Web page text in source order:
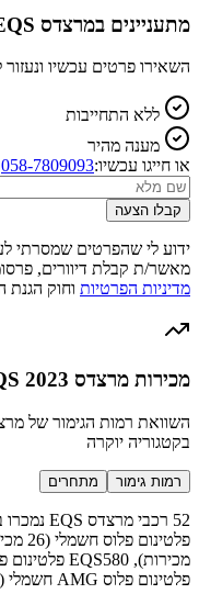
מתעניינים במרצדס EQS
השאירו פרטים עכשיו
ללא התחייבות
מענה מהיר
או חייגו עכשיו:058-7809093
קבלו הצעה
ידוע לי שהפרטים שמסרתי
מאשר/ת קבלת דיוורים,
מדיניות הפרטיות וחוק הגנת
מכירות מרצדס EQS 2023 והשוואה למתחרים
בקטגוריה יוקרה
רמות גימור מתחרים
פלטינום פלוס AMG חשמלי (4 מכירות) ועוד 1 רמות גימור נוספות.